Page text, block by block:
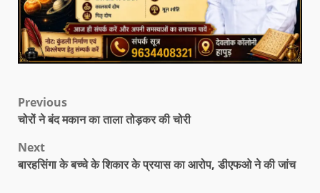
Previous
चोरों ने बंद मकान का ताला तोड़कर की चोरी
Next
बारहसिंगा के बच्चे के शिकार के प्रयास का आरोप, डीएफओ ने की जांच